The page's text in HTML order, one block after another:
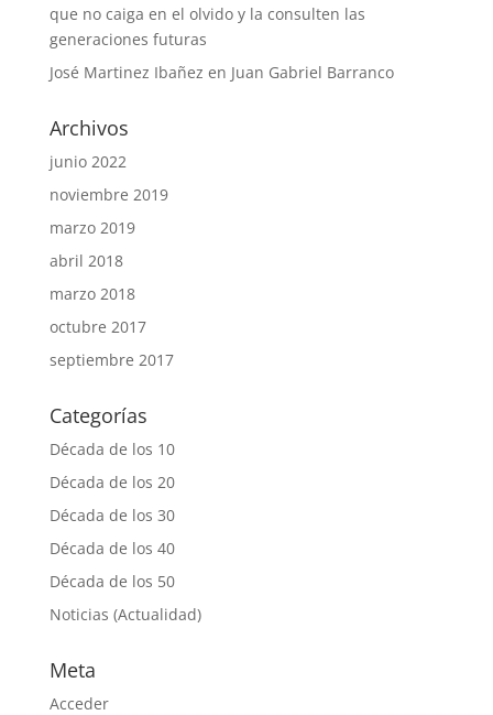
que no caiga en el olvido y la consulten las
generaciones futuras
José Martinez Ibañez en Juan Gabriel Barranco
Archivos
junio 2022
noviembre 2019
marzo 2019
abril 2018
marzo 2018
octubre 2017
septiembre 2017
Categorías
Década de los 10
Década de los 20
Década de los 30
Década de los 40
Década de los 50
Noticias (Actualidad)
Meta
Acceder